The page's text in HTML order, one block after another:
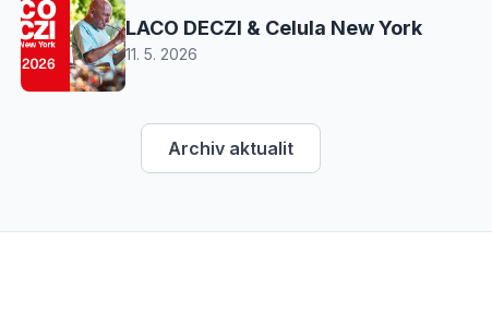
LACO DECZI & Celula New York
11. 5. 2026
Archiv aktualit